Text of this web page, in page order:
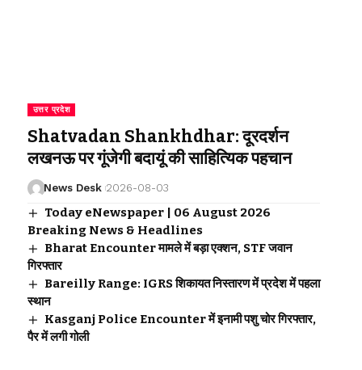
उत्तर प्रदेश
Shatvadan Shankhdhar: दूरदर्शन
लखनऊ पर गूंजेगी बदायूं की साहित्यिक पहचान
News Desk 2026-08-03
Today eNewspaper | 06 August 2026
Breaking News & Headlines
Bharat Encounter मामले में बड़ा एक्शन, STF जवान
गिरफ्तार
Bareilly Range: IGRS शिकायत निस्तारण में प्रदेश में पहला
स्थान
Kasganj Police Encounter में इनामी पशु चोर गिरफ्तार,
पैर में लगी गोली